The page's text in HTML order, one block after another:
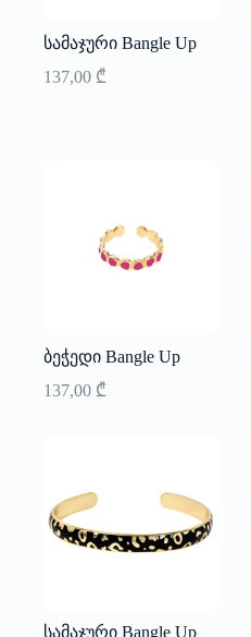
სამაჯური Bangle Up
137,00 ₾
ბეჭედი Bangle Up
137,00 ₾
სამაჯური Bangle Up